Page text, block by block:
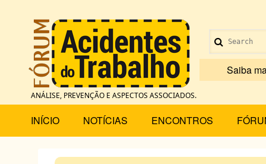
conteúdo
principal
ANÁLISE, PREVENÇÃO E ASPECTOS ASSOCIADOS.
Menu
de
conta
de
usuário
Saiba
Main
menu
INÍCIO NOTÍCIAS ENCONTROS